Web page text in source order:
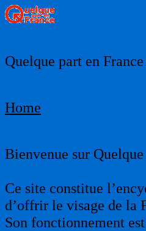
Quelque part en
Home
Bienvenue sur
Ce site constitue
d’offrir le visage de la
Son fonctionnement